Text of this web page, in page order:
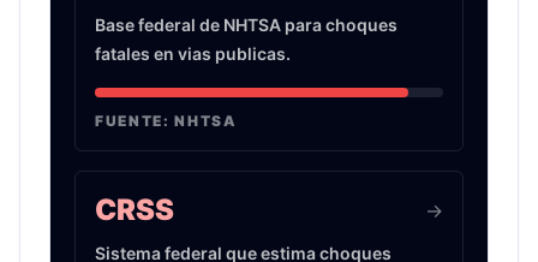
Base federal de NHTSA para choques
fatales en vias publicas.
FUENTE:NHTSA
CRSS
Sistema federal que estima choques
->